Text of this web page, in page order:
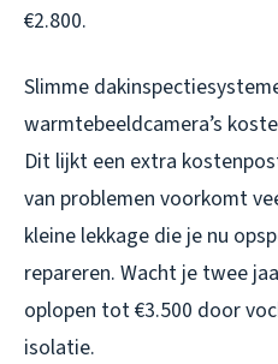
€2.800.
Slimme
warmtebeeldcamera’s
Dit lijkt een extra
van problemen voorkomt
kleine lekkage die je nu
repareren. Wacht je twee
oplopen tot €3.500 door
isolatie.